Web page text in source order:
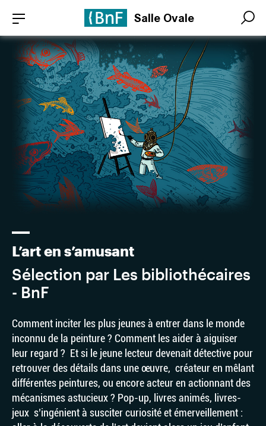
contenu
principal
Salle Ovale Search
Search
L’art en s’amusant
Sélection par Les bibliothécaires
- BnF
Comment inciter les plus jeunes à entrer dans le monde
inconnu de la peinture ? Comment les aider à aiguiser
leur regard ? Et si le jeune lecteur devenait détective pour
retrouver des détails dans une œuvre, créateur en mêlant
différentes peintures, ou encore acteur en actionnant des
mécanismes astucieux ? Pop-up, livres animés, livres-
jeux s’ingénient à susciter curiosité et émerveillement :
Panneau de gestion des cookies